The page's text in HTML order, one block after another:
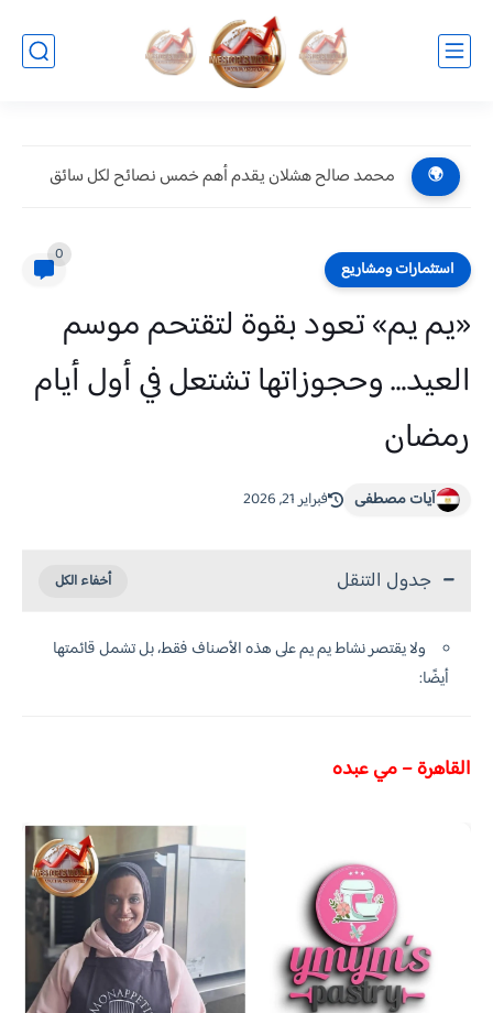
🌍 محمد صالح هشلان يقدم أهم خمس نصائح لكل سائق
استثمارات ومشاريع
0
«يم يم» تعود بقوة لتقتحم موسم
العيد… وحجوزاتها تشتعل في أول أيام
رمضان
آيات مصطفى فبراير 21, 2026
جدول التنقل
ولا يقتصر نشاط يم يم على هذه الأصناف فقط، بل تشمل قائمتها
أيضًا:
القاهرة – مي عبده